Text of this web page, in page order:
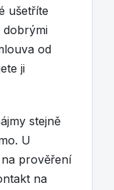
ušetříte
dobrými
od
ji
stejně
U
prověření
na